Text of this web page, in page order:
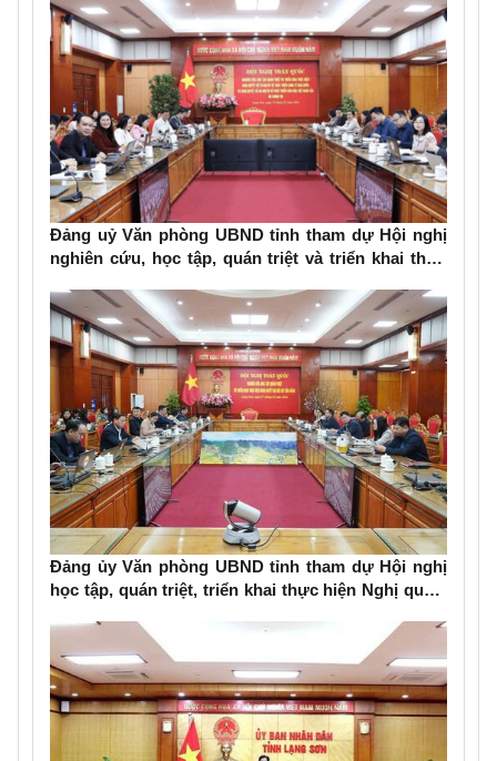
Đảng uỷ Văn phòng UBND tỉnh tham dự Hội nghị
nghiên cứu, học tập, quán triệt và triển khai thực
NQ/TW của Bộ Chính trị
Đảng ủy Văn phòng UBND tỉnh tham dự Hội nghị
học tập, quán triệt, triển khai thực hiện Nghị quyết